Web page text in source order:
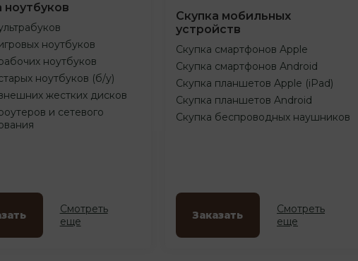
ноутбуков
ноутбуков
ноутбуков
ноутбуков (б/у)
жестких дисков
и сетевого
Смотреть
еще
Скупка мобильных
устройств
Скупка смартфонов Apple
Скупка смартфонов Android
Скупка планшетов Apple (iPad)
Скупка планшетов Android
Скупка беспроводных наушников
Заказать
Смотреть
еще